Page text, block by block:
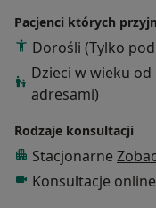
Specjalizuję się w
- ortopedycznej,
- przygotowuję
często zaniedbywana)
- kontuzji,
- zespołów
Pacjenci których
Dorośli (Tylko
Dzieci w wieku
adresami)
Rodzaje konsultacji
Stacjonarne
Konsultacje online